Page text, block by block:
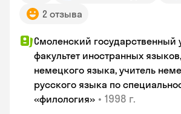
2 отзыва
Смоленский государственный
факультет иностранных
немецкого языка, учитель
русского языка по
«филология» • 1998 г.